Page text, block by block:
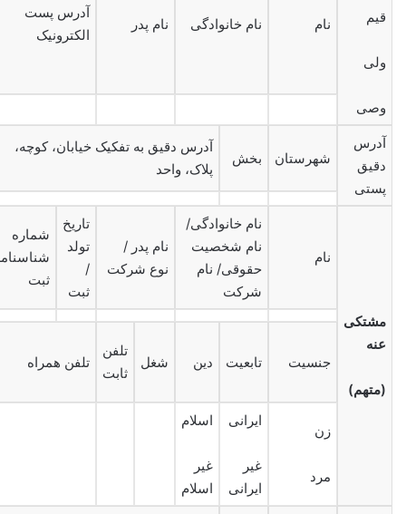
قیم
ولی
وصی
نام نام خانوادگی نام پدر
آدرس پست
الکترونیک
آدرس
دقیق
پستی
شهرستان بخش
آدرس دقیق به تفکیک خیابان، کوچه،
پلاک، واحد
مشتکی
عنه
(متهم)
نام
نام خانوادگی/
نام شخصیت
حقوقی/ نام
شرکت
نام پدر /
نوع شرکت
تاریخ
تولد
/
ثبت
شماره
ثبت
جنسیت تابعیت دین شغل
تلفن
ثابت
تلفن همراه
زن
مرد
ایرانی
غیر
ایرانی
اسلام
غیر
اسلام